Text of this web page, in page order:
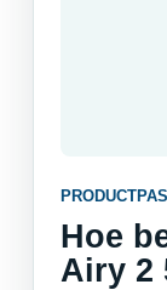
Hoe
Airy 2